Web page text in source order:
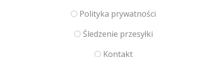
Polityka prywatności
Śledzenie przesyłki
Kontakt